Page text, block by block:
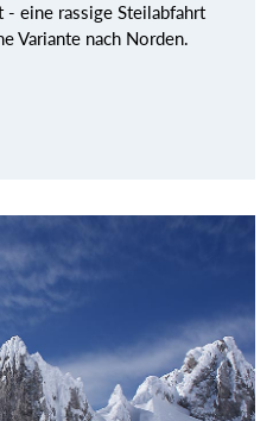
- eine rassige Steilabfahrt
Variante nach Norden.